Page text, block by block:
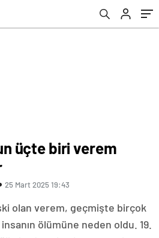
üçte biri verem
25 Mart 2025 19:43
olan verem, geçmişte birçok
ölümüne neden oldu. 19.